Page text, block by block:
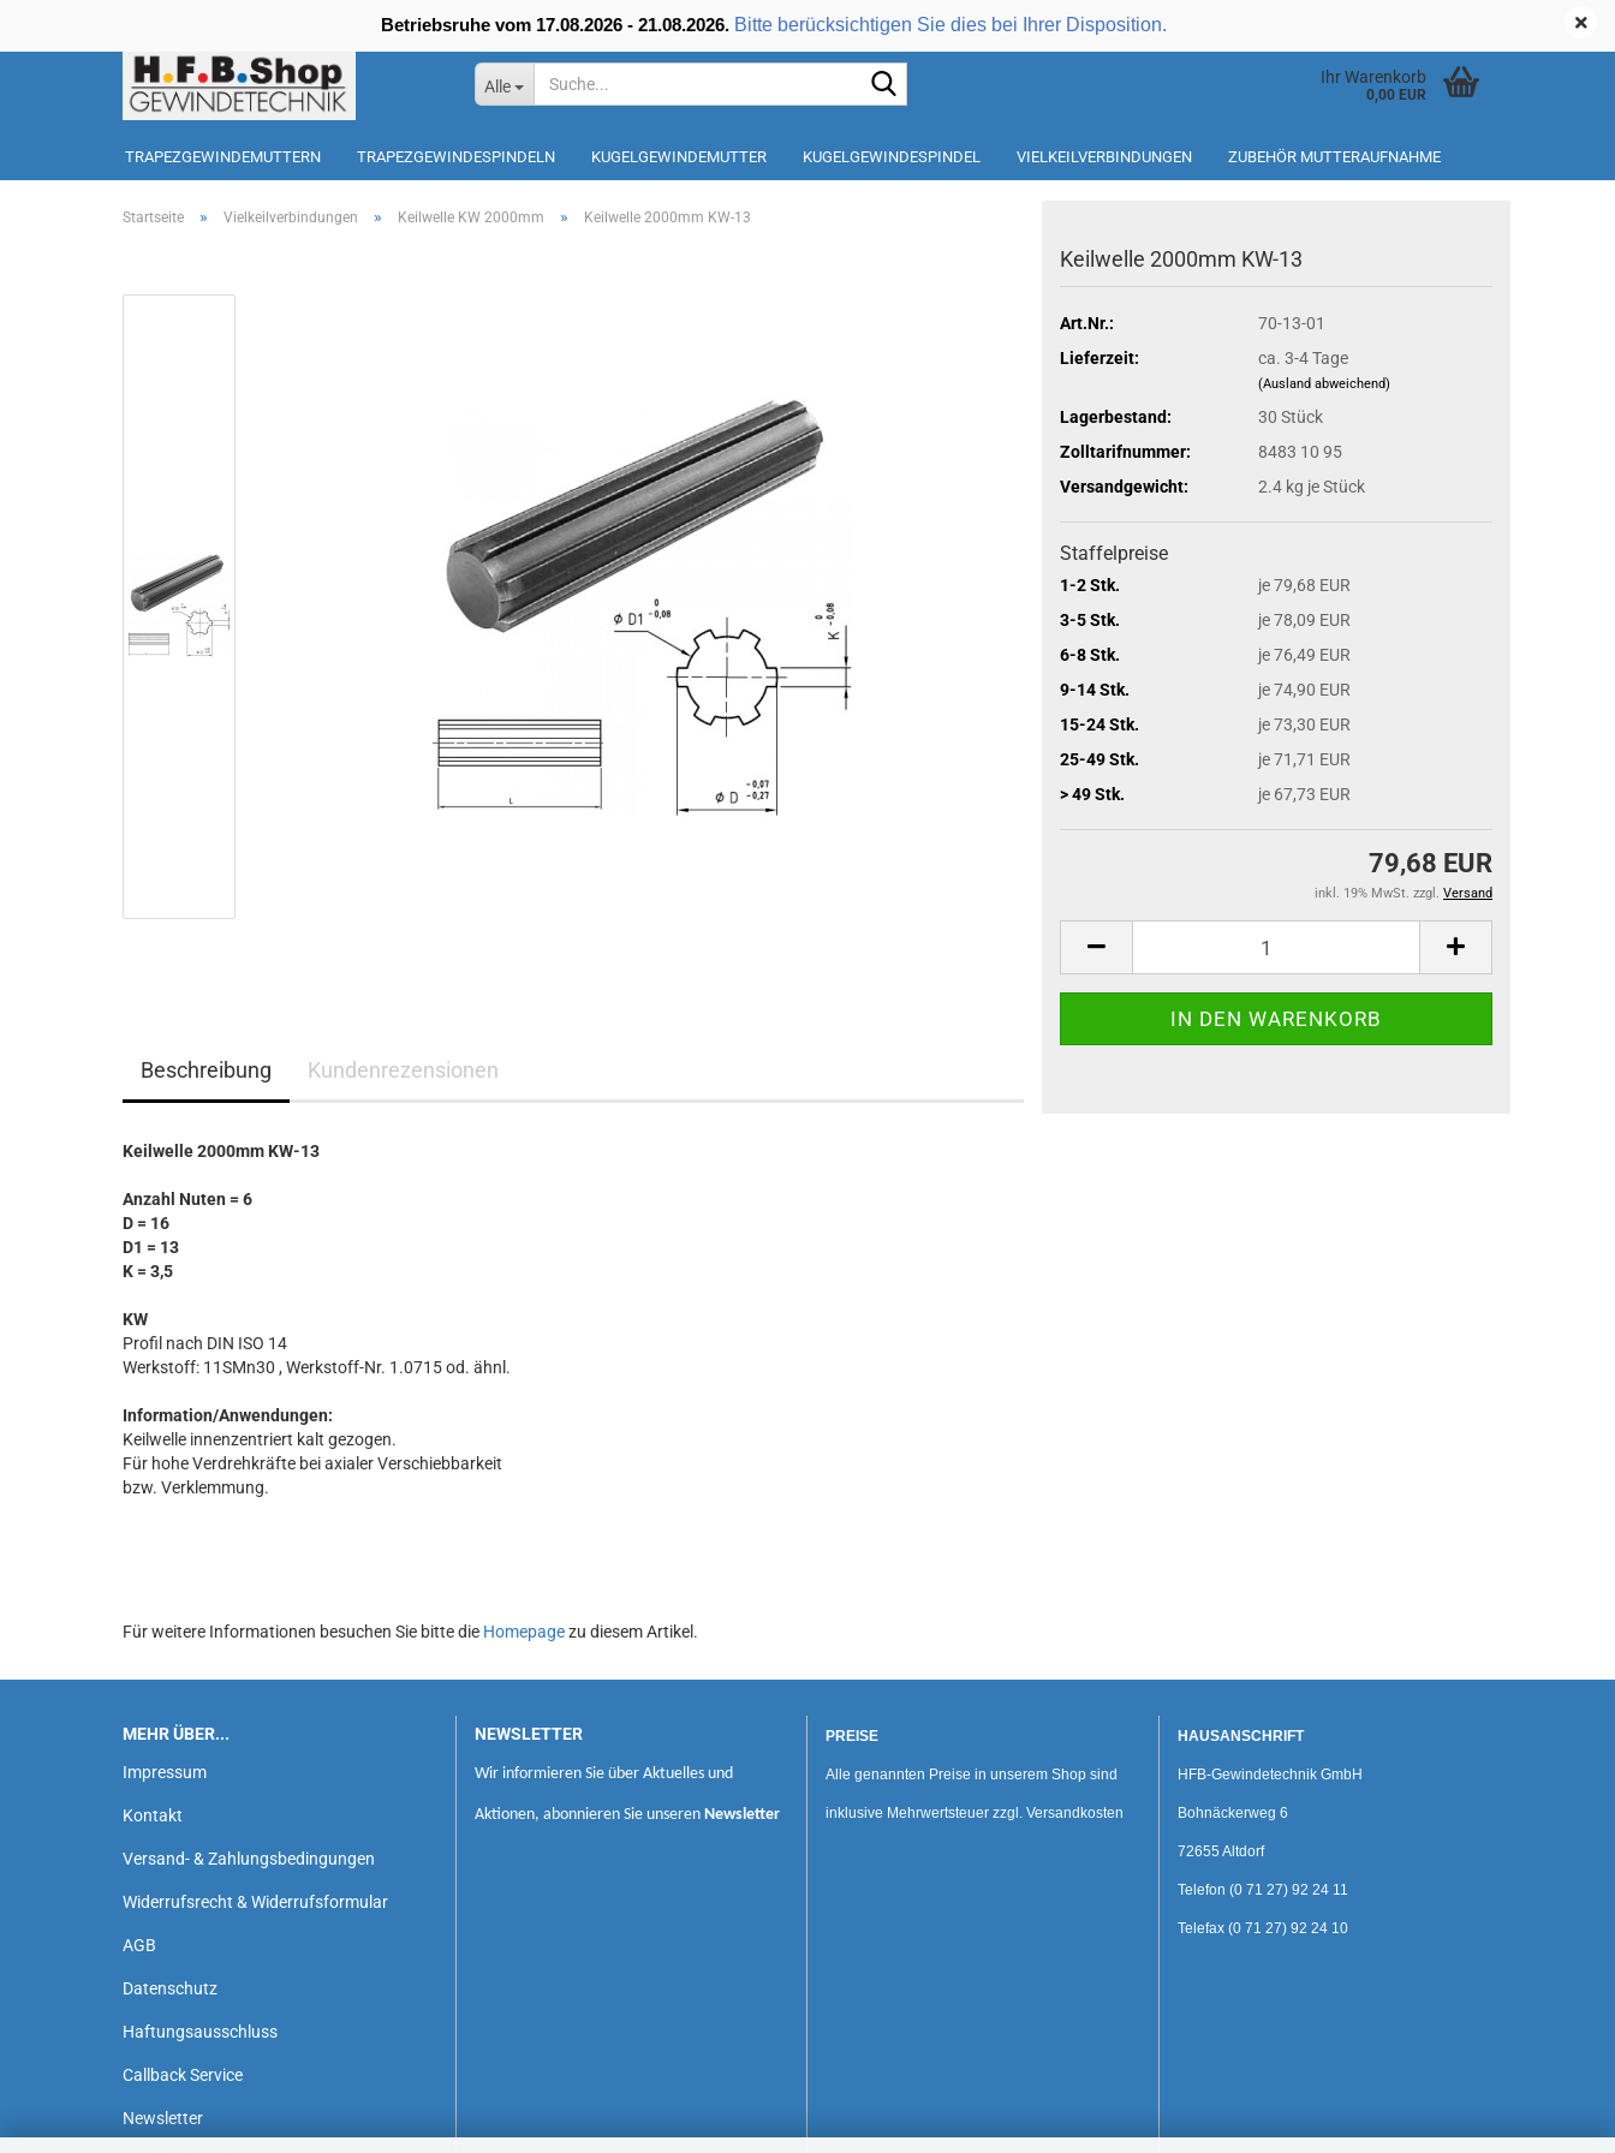
Alle Ihr Warenkorb
0,00 EUR
Betriebsruhe vom 17.08.2026 - 21.08.2026. Bitte berücksichtigen Sie dies bei Ihrer Disposition.
TRAPEZGEWINDEMUTTERN TRAPEZGEWINDESPINDELN KUGELGEWINDEMUTTER KUGELGEWINDESPINDEL VIELKEILVERBINDUNGEN ZUBEHÖR MUTTERAUFNAHME
Startseite » Vielkeilverbindungen » Keilwelle KW 2000mm » Keilwelle 2000mm KW-13
Keilwelle 2000mm KW-13
Art.Nr.:
70-13-01
Lieferzeit:
ca. 3-4 Tage
(Ausland abweichend)
Lagerbestand: 30 Stück
Zolltarifnummer:
8483 10 95
Versandgewicht:
2.4 kg je Stück
Staffelpreise
1-2 Stk.
je 79,68 EUR
3-5 Stk.
je 78,09 EUR
6-8 Stk.
je 76,49 EUR
9-14 Stk.
je 74,90 EUR
15-24 Stk.
je 73,30 EUR
25-49 Stk.
je 71,71 EUR
> 49 Stk.
je 67,73 EUR
79,68 EUR
inkl. 19% MwSt. zzgl. Versand
Beschreibung Kundenrezensionen
Keilwelle 2000mm KW-13
Anzahl Nuten = 6
D = 16
D1 = 13
K = 3,5
KW
Profil nach DIN ISO 14
Werkstoff: 11SMn30 , Werkstoff-Nr. 1.0715 od. ähnl.
Information/Anwendungen:
Keilwelle innenzentriert kalt gezogen.
Für hohe Verdrehkräfte bei axialer Verschiebbarkeit
bzw. Verklemmung.
Für weitere Informationen besuchen Sie bitte die Homepagezu diesem Artikel.
MEHR ÜBER...
Impressum
Kontakt
Versand- & Zahlungsbedingungen
Widerrufsrecht & Widerrufsformular
AGB
Datenschutz
Haftungsausschluss
Callback Service
Newsletter
NEWSLETTER
Wir informieren Sie über Aktuelles und
Aktionen, abonnieren Sie unseren Newsletter
PREISE
Alle genannten Preise in unserem Shop sind
inklusive Mehrwertsteuer zzgl. Versandkosten
HAUSANSCHRIFT
HFB-Gewindetechnik GmbH
Bohnäckerweg 6
72655 Altdorf
Telefon (0 71 27) 92 24 11
Telefax (0 71 27) 92 24 10